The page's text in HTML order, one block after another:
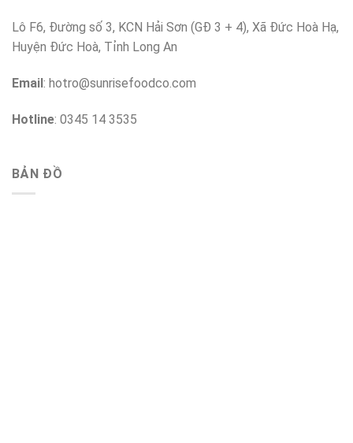
Lô F6, Đường số 3, KCN Hải Sơn (GĐ 3 + 4), Xã Đức Hoà Hạ,
Huyện Đức Hoà, Tỉnh Long An
Email: hotro@sunrisefoodco.com
Hotline: 0345 14 3535
BẢN ĐỒ